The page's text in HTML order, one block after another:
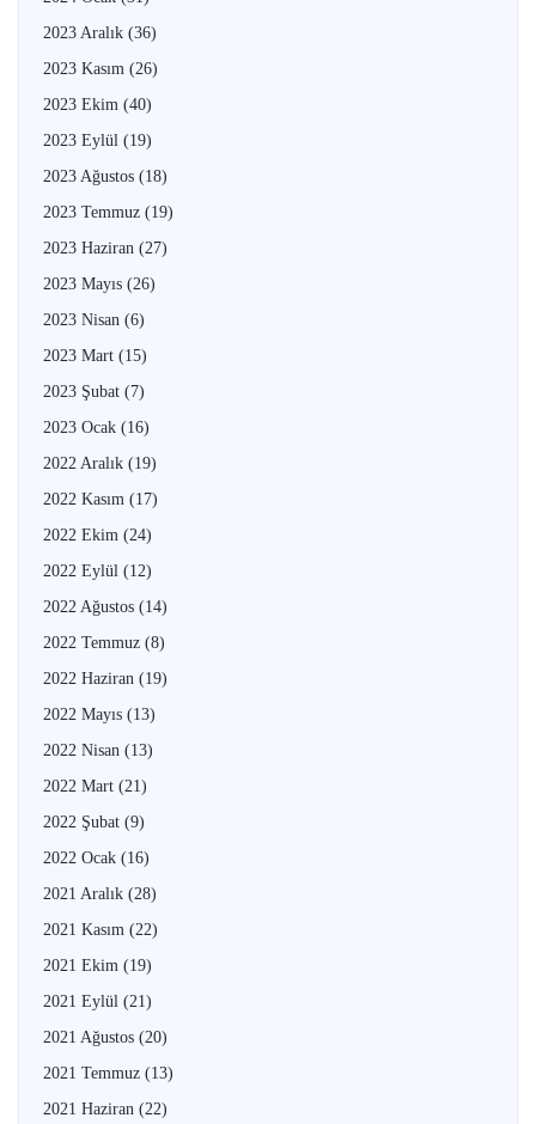
2023 Aralık (36)
2023 Kasım (26)
2023 Ekim (40)
2023 Eylül (19)
2023 Ağustos (18)
2023 Temmuz (19)
2023 Haziran (27)
2023 Mayıs (26)
2023 Nisan (6)
2023 Mart (15)
2023 Şubat (7)
2023 Ocak (16)
2022 Aralık (19)
2022 Kasım (17)
2022 Ekim (24)
2022 Eylül (12)
2022 Ağustos (14)
2022 Temmuz (8)
2022 Haziran (19)
2022 Mayıs (13)
2022 Nisan (13)
2022 Mart (21)
2022 Şubat (9)
2022 Ocak (16)
2021 Aralık (28)
2021 Kasım (22)
2021 Ekim (19)
2021 Eylül (21)
2021 Ağustos (20)
2021 Temmuz (13)
2021 Haziran (22)